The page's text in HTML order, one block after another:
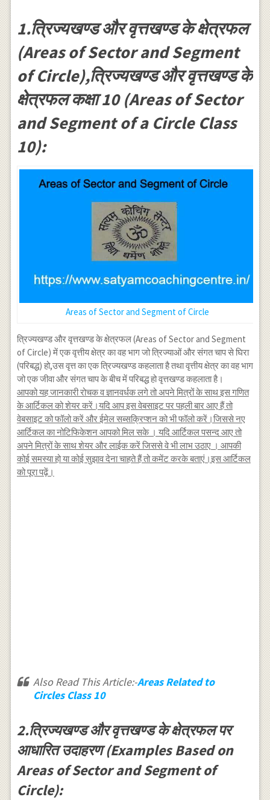
1.त्रिज्यखण्ड और वृत्तखण्ड के क्षेत्रफल
(Areas of Sector and Segment
of Circle),त्रिज्यखण्ड और वृत्तखण्ड के
क्षेत्रफल कक्षा 10 (Areas of Sector
and Segment of a Circle Class
10):
Areas of Sector and Segment of Circle
त्रिज्यखण्ड और वृत्तखण्ड के क्षेत्रफल (Areas of Sector and Segment
of Circle) में एक वृत्तीय क्षेत्र का वह भाग जो त्रिज्याओं और संगत चाप से घिरा
(परिबद्ध) हो,उस वृत्त का एक त्रिज्यखण्ड कहलाता है तथा वृत्तीय क्षेत्र का वह भाग
जो एक जीवा और संगत चाप के बीच में परिबद्ध हो वृत्तखण्ड कहलाता है।
आपको यह जानकारी रोचक व ज्ञानवर्धक लगे तो अपने मित्रों के साथ इस गणित
के आर्टिकल को शेयर करें।यदि आप इस वेबसाइट पर पहली बार आए हैं तो
वेबसाइट को फॉलो करें और ईमेल सब्सक्रिप्शन को भी फॉलो करें।जिससे नए
आर्टिकल का नोटिफिकेशन आपको मिल सके । यदि आर्टिकल पसन्द आए तो
अपने मित्रों के साथ शेयर और लाईक करें जिससे वे भी लाभ उठाए । आपकी
कोई समस्या हो या कोई सुझाव देना चाहते हैं तो कमेंट करके बताएं।इस आर्टिकल
को पूरा पढ़ें।
Also Read This Article:-Areas Related to
Circles Class 10
2.त्रिज्यखण्ड और वृत्तखण्ड के क्षेत्रफल पर
आधारित उदाहरण (Examples Based on
Areas of Sector and Segment of
Circle):